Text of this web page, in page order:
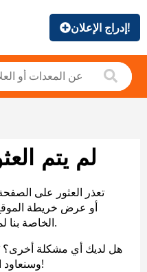
إدراج الإعلان!
لم يتم
تعذر العثور على
الخاصة بنا لمساعدتك في العثور على ما تريد.
هل لديك أي مشكلة أخرى؟
وسنعاود التواصل معك. شكرًا على صبرك!